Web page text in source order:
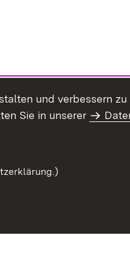
und verbessern
Sie in unserer